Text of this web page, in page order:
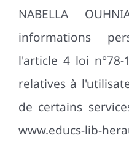
NABELLA
informations
l'article 4 loi
relatives à
de certains
www.educs-lib-